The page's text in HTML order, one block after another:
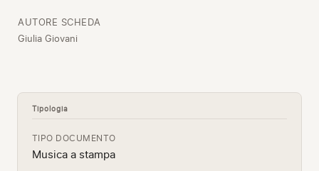
AUTORE SCHEDA
Giulia Giovani
Tipologia
TIPO DOCUMENTO
Musica a stampa